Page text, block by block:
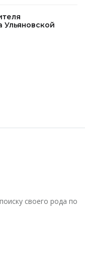
Ульяновской
своего рода по